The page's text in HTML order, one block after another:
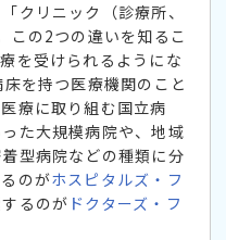
クリニック（診療所、
この2つの違いを知るこ
を受けられるようにな
を持つ医療機関のこと
療に取り組む国立病
た大規模病院や、地域
型病院などの種類に分
のがホスピタルズ・フ
るのが ドクターズ・フ